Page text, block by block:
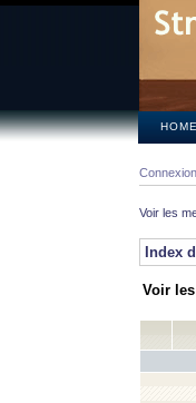
HOME
Connexion
Voir les
Index
Voir